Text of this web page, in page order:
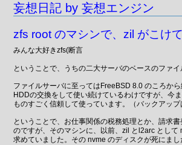
妄想日記 by 妄想エンジン
zfs root のマシンで、zil がこけ
みんな大好きzfs(断言
ということで、うちの二大サーバのベースのファ
ファイルサーバに至ってはFreeBSD 8.0 のころか
HDDの交換をして使い続けているわけですが、今
ものすごく信頼して使っています。（バックアップ
ということで、お仕事関係の税務処理とか、請求
のですが、そのマシンに、以前、zil とl2arc とし
求めていました。その nvme のディスクが死にまし